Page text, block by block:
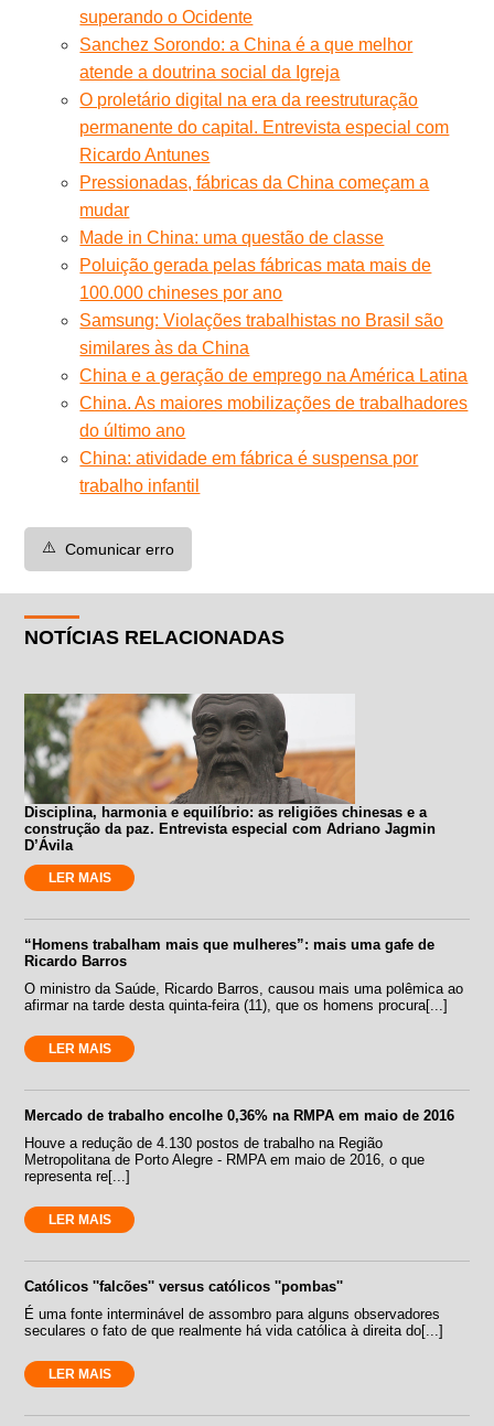
superando o Ocidente
Sanchez Sorondo: a China é a que melhor
atende a doutrina social da Igreja
O proletário digital na era da reestruturação
permanente do capital. Entrevista especial com
Ricardo Antunes
Pressionadas, fábricas da China começam a
mudar
Made in China: uma questão de classe
Poluição gerada pelas fábricas mata mais de
100.000 chineses por ano
Samsung: Violações trabalhistas no Brasil são
similares às da China
China e a geração de emprego na América Latina
China. As maiores mobilizações de trabalhadores
do último ano
China: atividade em fábrica é suspensa por
trabalho infantil
⚠️ Comunicar erro
NOTÍCIAS RELACIONADAS
Disciplina, harmonia e equilíbrio: as religiões chinesas e a
construção da paz. Entrevista especial com Adriano Jagmin
D’Ávila
LER MAIS
“Homens trabalham mais que mulheres”: mais uma gafe de
Ricardo Barros
O ministro da Saúde, Ricardo Barros, causou mais uma polêmica ao
afirmar na tarde desta quinta-feira (11), que os homens procura[...]
LER MAIS
Mercado de trabalho encolhe 0,36% na RMPA em maio de 2016
Houve a redução de 4.130 postos de trabalho na Região
Metropolitana de Porto Alegre - RMPA em maio de 2016, o que
representa re[...]
LER MAIS
Católicos ''falcões'' versus católicos ''pombas''
É uma fonte interminável de assombro para alguns observadores
seculares o fato de que realmente há vida católica à direita do[...]
LER MAIS